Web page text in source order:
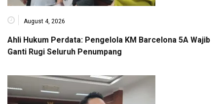
August 4, 2026
Ahli Hukum Perdata: Pengelola KM Barcelona 5A Wajib
Ganti Rugi Seluruh Penumpang